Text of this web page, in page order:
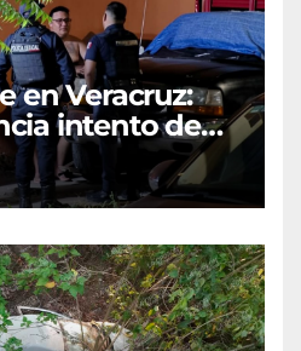
en Veracruz:
intento de
video
de